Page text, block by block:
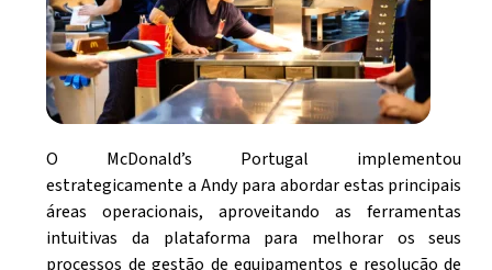
O McDonald’s Portugal implementou
estrategicamente a Andy para abordar estas principais
áreas operacionais, aproveitando as ferramentas
intuitivas da plataforma para melhorar os seus
processos de gestão de equipamentos e resolução de